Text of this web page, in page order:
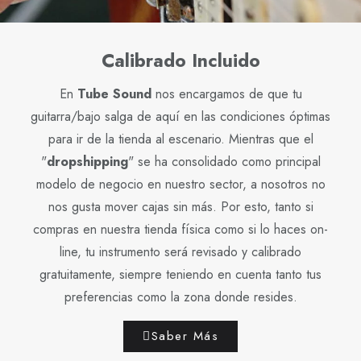
Calibrado Incluido
En Tube Soundnos encargamos de que tu
guitarra/bajo salga de aquí en las condiciones óptimas
para ir de la tienda al escenario. Mientras que el
"dropshipping" se ha consolidado como principal
modelo de negocio en nuestro sector, a nosotros no
nos gusta mover cajas sin más. Por esto, tanto si
compras en nuestra tienda física como si lo haces on-
line, tu instrumento será revisado y calibrado
gratuitamente, siempre teniendo en cuenta tanto tus
preferencias como la zona donde resides.
Saber Más